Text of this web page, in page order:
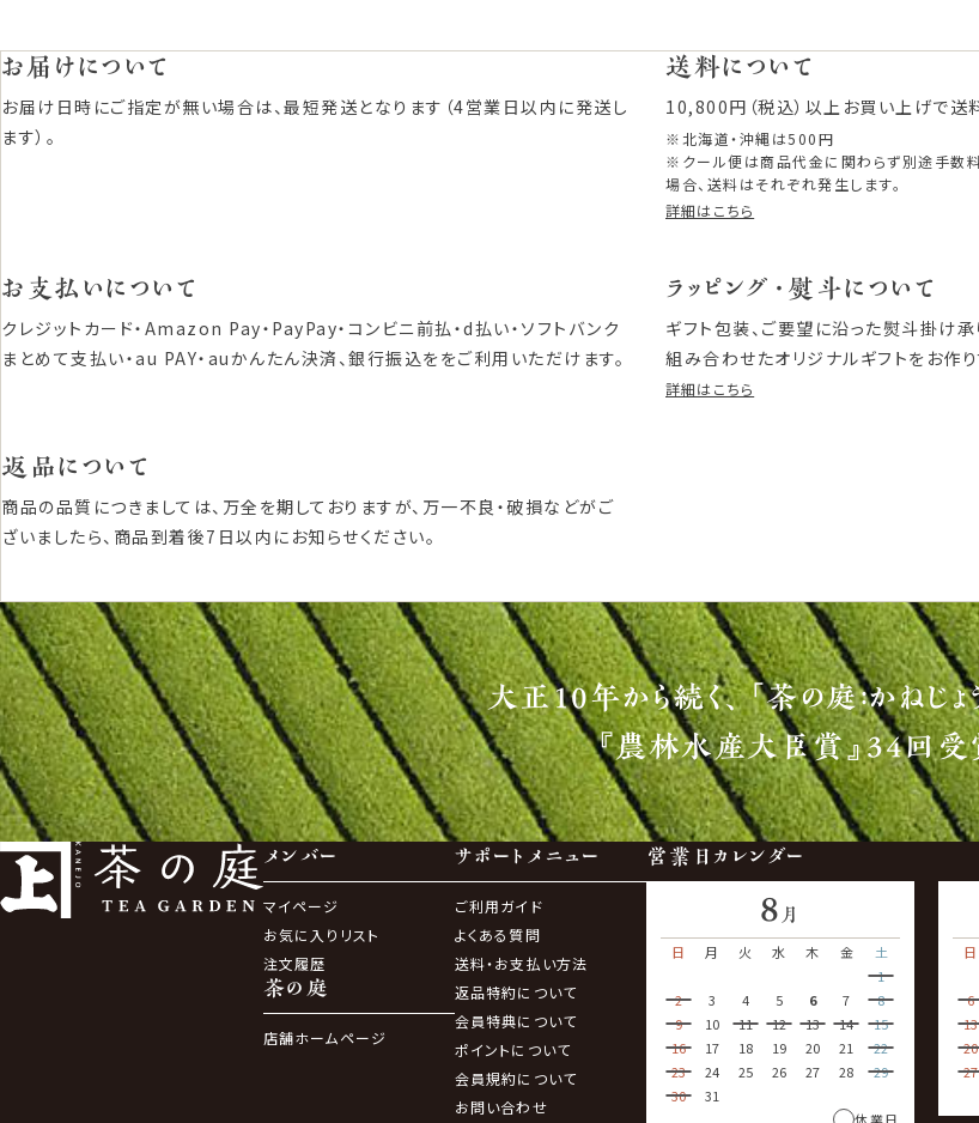
お届けについて
お届け日時にご指定が無い場合は、最短発送となります（4営業日以内に発送し
ます）。
送料について
10,800円（税込）以上お買い上げで送
※北海道・沖縄は500円
※クール便は商品代金に関わらず別途手数
場合、送料はそれぞれ発生します。
詳細はこちら
お支払いについて
クレジットカード・Amazon Pay・PayPay・コンビニ前払・d払い・ソフトバンク
まとめて支払い・au PAY・auかんたん決済、銀行振込ををご利用いただけます。
ラッピング・熨斗について
ギフト包装、ご要望に沿った熨斗掛け
組み合わせたオリジナルギフトをお作り
詳細はこちら
返品について
商品の品質につきましては、万全を期しておりますが、万一不良・破損などがご
ざいましたら、商品到着後7日以内にお知らせください。
大正10年から続く、「茶の庭：かねじ
『農林水産大臣賞』34回受
メンバー
マイページ
お気に入りリスト
注文履歴
茶の庭
店舗ホームページ
サポートメニュー
ご利用ガイド
よくある質問
送料・お支払い方法
返品特約について
会員特典について
ポイントについて
会員規約について
お問い合わせ
営業日カレンダー
8 月
日
月 火 水 木 金
土
1
2
3 4 5 6 7
8
9
10 11 12 13 14
15
16
17 18 19 20 21
22
23
24 25 26 27 28
29
30
31
日
6
13
20
27